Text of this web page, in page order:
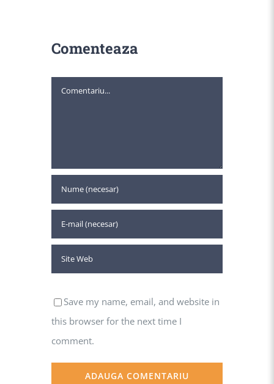
Comenteaza
Comment
Save my name, email, and website in
this browser for the next time I
comment.